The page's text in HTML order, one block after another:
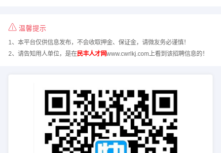
温馨提示
1、本平台仅供信息发布，不会收取押金、保证金，请微友务必谨慎！
2、请告知用人单位，是在民丰人才网www.cwrlkj.com上看到该招聘信息的！